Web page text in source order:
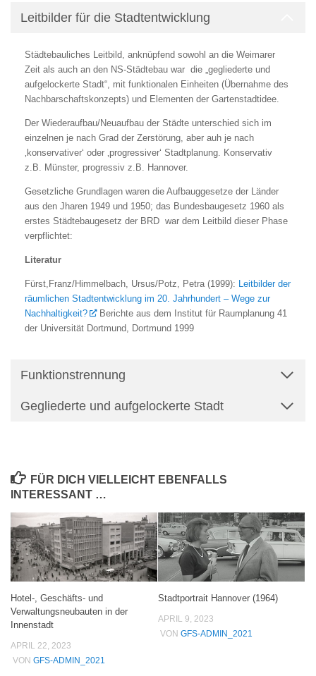
Leitbilder für die Stadtentwicklung
Städtebauliches Leitbild, anknüpfend sowohl an die Weimarer
Zeit als auch an den NS-Städtebau war die „ gegliederte und
aufgelockerte Stadt“ , mit funktionalen Einheiten (Übernahme des
Nachbarschaftskonzepts) und Elementen der Gartenstadtidee.
Der Wiederaufbau/Neuaufbau der Städte unterschied sich im
einzelnen je nach Grad der Zerstörung, aber auh je nach
‚konservativer‘ oder ‚progressiver‘ Stadtplanung. Konservativ
z.B. Münster, progressiv z.B. Hannover.
Gesetzliche Grundlagen waren die Aufbauggesetze der Länder
aus den Jharen 1949 und 1950; das Bundesbaugesetz 1960 als
erstes Städtebaugesetz der BRD war dem Leitbild dieser Phase
verpflichtet:
Literatur
Fürst,Franz/Himmelbach, Ursus/Potz, Petra (1999): Leitbilder der
räumlichen Stadtentwicklung im 20. Jahrhundert – Wege zur
Nachhaltigkeit?
Berichte aus dem Institut für Raumplanung 41
der Universität Dortmund, Dortmund 1999
Funktionstrennung
Gegliederte und aufgelockerte Stadt
FÜR DICH VIELLEICHT EBENFALLS
INTERESSANT …
Hotel-, Geschäfts- und
Verwaltungsneubauten in der
Innenstadt
APRIL 22, 2023
VON GFS-ADMIN_2021
Stadtportrait Hannover (1964)
APRIL 9, 2023
VON GFS-ADMIN_2021